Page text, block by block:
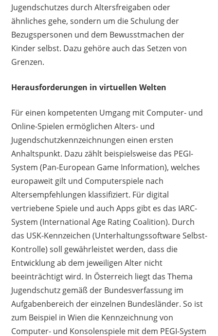
Jugendschutzes durch Altersfreigaben oder
ähnliches gehe, sondern um dieSchulung der
Bezugspersonen und dem Bewusstmachen der
Kinder selbst. Dazu gehöre auch das Setzen von
Grenzen.
Herausforderungen in virtuellen Welten
Für einen kompetenten Umgang mit Computer- und
Online-Spielen ermöglichen Alters- und
Jugendschutzkennzeichnungen einen ersten
Anhaltspunkt. Dazu zählt beispielsweise das PEGI-
System (Pan-European Game Information), welches
europaweit gilt und Computerspiele nach
Altersempfehlungen klassifiziert. Für digital
vertriebene Spiele und auch Apps gibt es das IARC-
System (International Age Rating Coalition). Durch
das USK-Kennzeichen (Unterhaltungssoftware Selbst-
Kontrolle) soll gewährleistet werden, dass die
Entwicklung ab dem jeweiligen Alter nicht
beeinträchtigt wird. In Österreich liegt das Thema
Jugendschutz gemäß der Bundesverfassung im
Aufgabenbereich der einzelnen Bundesländer. So ist
zum Beispiel in Wien die Kennzeichnung von
Computer- und Konsolenspiele mit dem PEGI-System